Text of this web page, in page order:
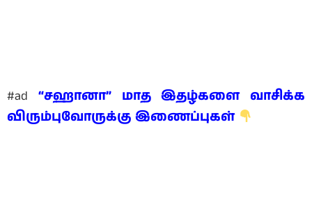
#ad “சஹானா” மாத இதழ்களை வாசிக்க
விரும்புவோருக்கு இணைப்புகள்